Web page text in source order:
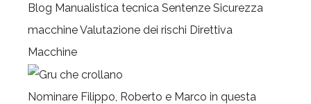
Blog Manualistica tecnica Sentenze Sicurezza
macchineValutazione dei rischi Direttiva
Macchine
Nominare Filippo, Roberto e Marco in questa